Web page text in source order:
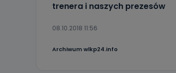
trenera i naszych prezesów
08.10.2018 11:56
Archiwum wlkp24.info